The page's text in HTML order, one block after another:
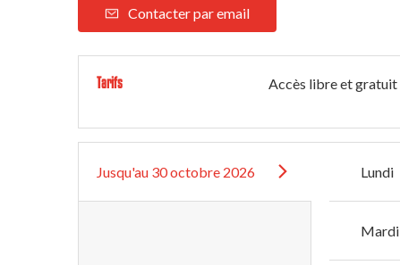
Contacter par email
Tarifs Accès libre et gratuit
Jusqu'au 30 octobre 2026 Lundi
Mardi